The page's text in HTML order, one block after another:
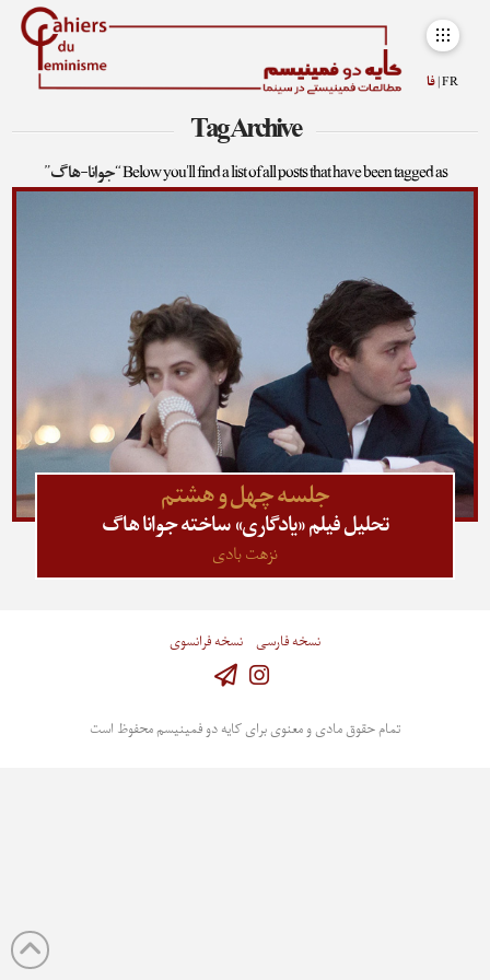
FR | فا
Tag Archive
Below you'll find a list of all posts that have been tagged as“جوانا-هاگ”
جلسه چهل و هشتم
تحلیل فیلم «یادگاری» ساخته جوانا هاگ
نزهت بادی
نسخه فارسی نسخه فرانسوی
تمام حقوق مادی و معنوی برای کایه دو فمینیسم محفوظ است